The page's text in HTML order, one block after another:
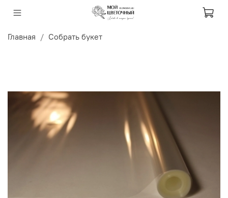
Главная Собрать букет